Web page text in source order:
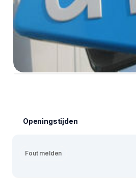
Openingstijden
Fout melden